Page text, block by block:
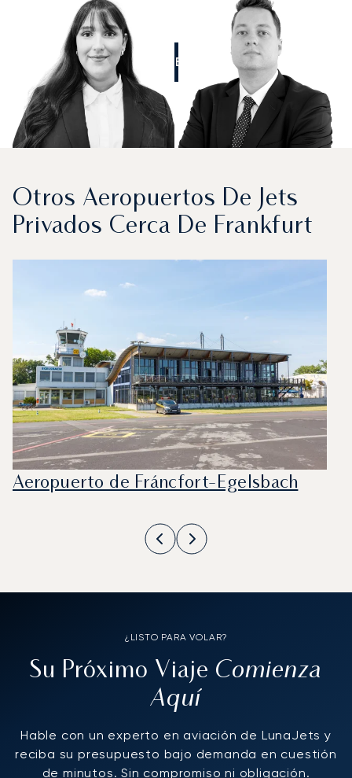
LLÁMENOS
Otros Aeropuertos De Jets
Privados Cerca De Frankfurt
Aeropuerto de Fráncfort-Egelsbach
¿LISTO PARA VOLAR?
Su Próximo Viaje Comienza
Aquí
Hable con un experto en aviación de LunaJets y
reciba su presupuesto bajo demanda en cuestión
de minutos. Sin compromiso ni obligación.